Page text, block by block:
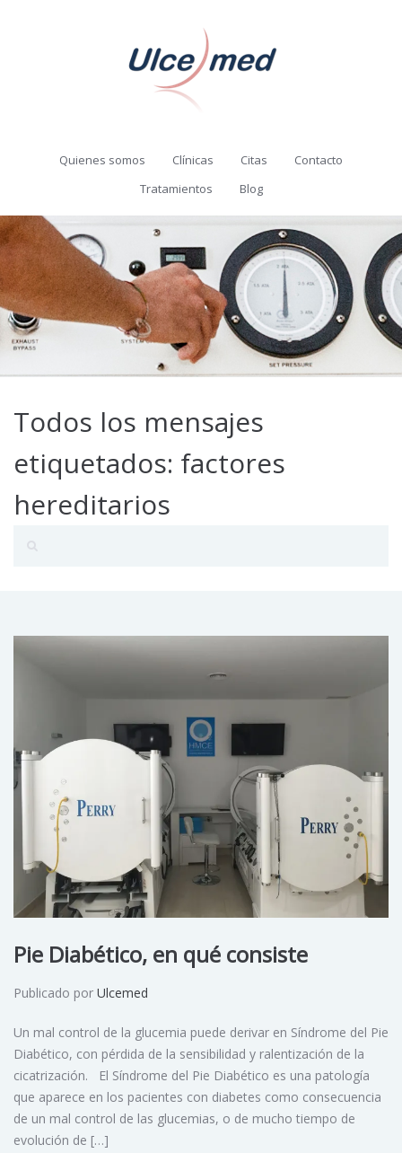
Quienes somos Clínicas Citas
Contacto
Tratamientos
Blog
Todos los mensajes
etiquetados: factores
hereditarios
Pie Diabético, en qué consiste
Publicado por Ulcemed
Un mal control de la glucemia puede derivar en Síndrome del Pie
Diabético, con pérdida de la sensibilidad y ralentización de la
cicatrización. El Síndrome del Pie Diabético es una patología
que aparece en los pacientes con diabetes como consecuencia
de un mal control de las glucemias, o de mucho tiempo de
evolución de […]